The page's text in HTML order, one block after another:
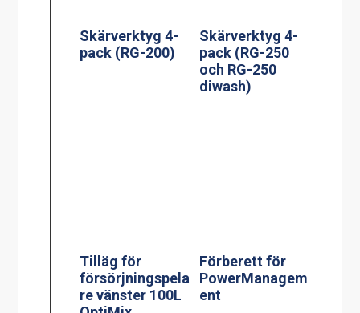
Skärverktyg 4-
pack (RG-200)
Skärverktyg 4-
pack (RG-250
och RG-250
diwash)
Tilläg för
försörjningspela
re vänster 100L
Förberett för
PowerManagem
ent